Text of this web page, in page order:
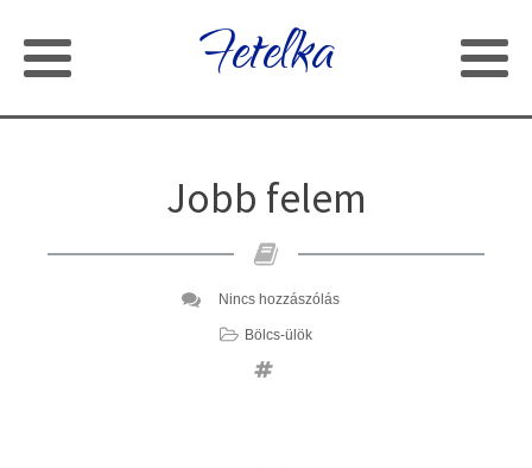
Fetelka
Jobb felem
Nincs hozzászólás
Bölcs-ülök